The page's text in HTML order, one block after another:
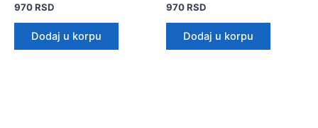
970RSD
Dodaj u korpu
970RSD
Dodaj u korpu